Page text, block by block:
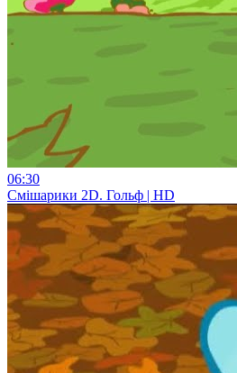
06:30
Смiшарики 2D. Гольф | HD